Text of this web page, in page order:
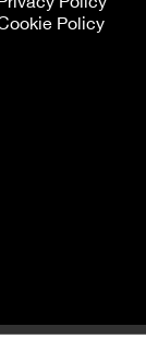
Policy